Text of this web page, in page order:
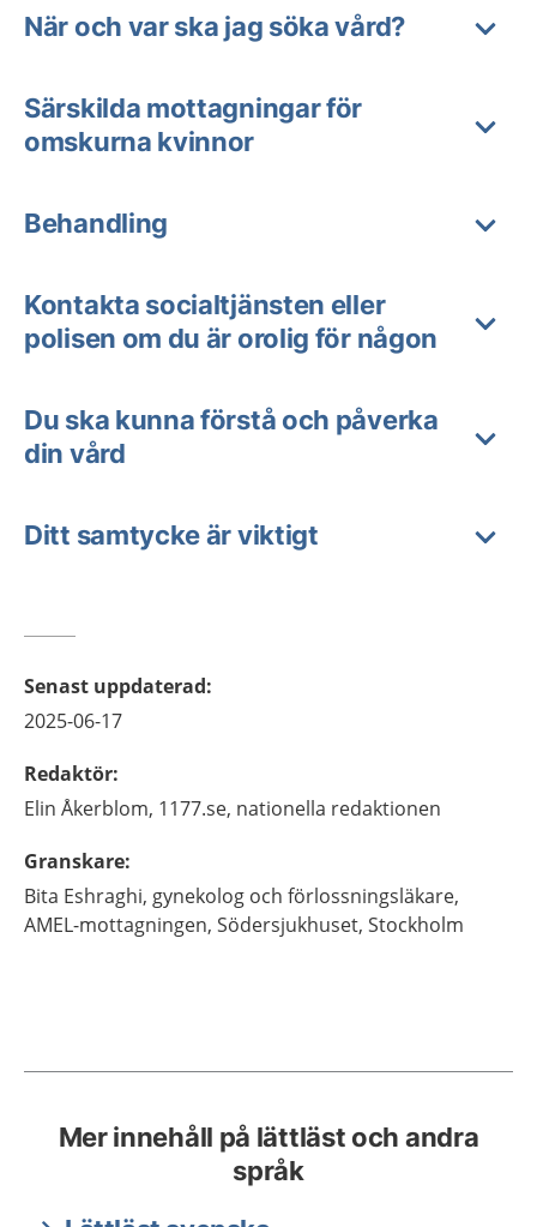
När och var ska jag söka vård?
Särskilda mottagningar för
omskurna kvinnor
Behandling
Kontakta socialtjänsten eller
polisen om du är orolig för någon
Du ska kunna förstå och påverka
din vård
Ditt samtycke är viktigt
Senast uppdaterad:
2025-06-17
Redaktör:
Elin Åkerblom, 1177.se, nationella redaktionen
Granskare:
Bita Eshraghi, gynekolog och förlossningsläkare,
AMEL-mottagningen, Södersjukhuset, Stockholm
Mer innehåll på lättläst och andra
språk